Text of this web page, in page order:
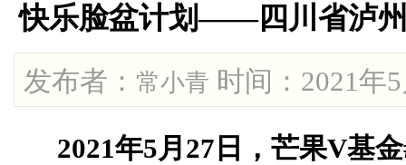
快乐脸盆计划——四川省泸
发布者： 常小青 时间：2021年
2021年5月27日，芒果V基金